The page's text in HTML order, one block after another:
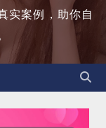
实案例，助你自